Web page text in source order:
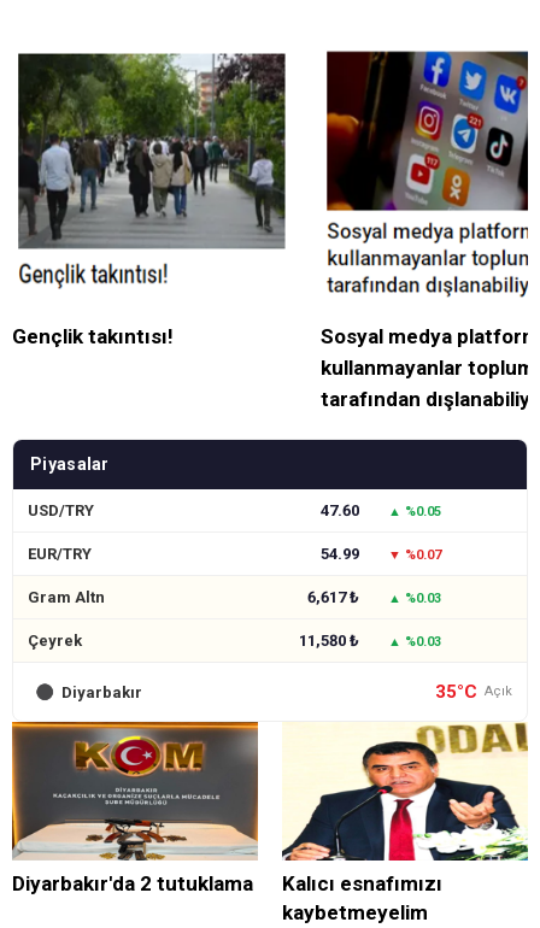
Diyarbakır'da 2 tutuklama
Kalıcı esnafımızı
kaybetmeyelim
Gençlik takıntısı!
Sosyal medya
kullanmayanlar toplum
tarafından
Piyasalar
USD/TRY 47.60 ▲ %0.05
EUR/TRY 54.99 ▼ %0.07
Gram Altn 6,617 ₺ ▲ %0.03
Çeyrek 11,580 ₺ ▲ %0.03
Diyarbakır 35°C Açık